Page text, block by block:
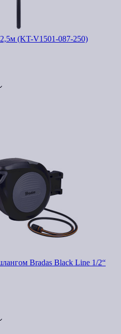
(KT-V1501-087-250)
Bradas Black Line 1/2“